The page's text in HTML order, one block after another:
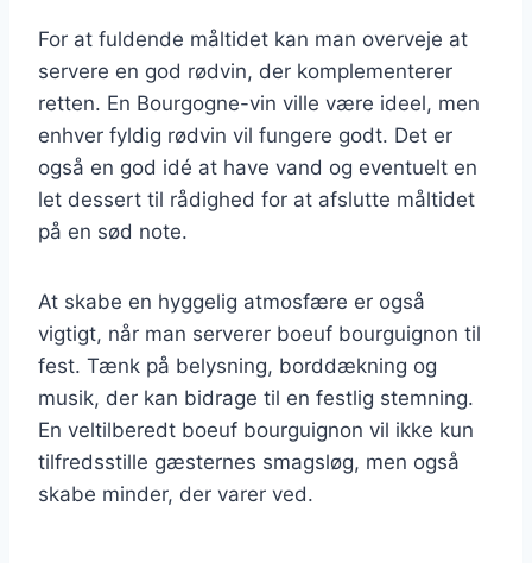
For at fuldende måltidet kan man overveje at
servere en god rødvin, der komplementerer
retten. En Bourgogne-vin ville være ideel, men
enhver fyldig rødvin vil fungere godt. Det er
også en god idé at have vand og eventuelt en
let dessert til rådighed for at afslutte måltidet
på en sød note.
At skabe en hyggelig atmosfære er også
vigtigt, når man serverer boeuf bourguignon til
fest. Tænk på belysning, borddækning og
musik, der kan bidrage til en festlig stemning.
En veltilberedt boeuf bourguignon vil ikke kun
tilfredsstille gæsternes smagsløg, men også
skabe minder, der varer ved.